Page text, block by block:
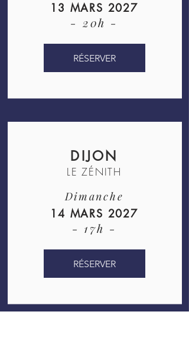
13 MARS 2027
- 20h -
RÉSERVER
DIJON
LE ZÉNITH
Dimanche
14 MARS 2027
- 17h -
RÉSERVER